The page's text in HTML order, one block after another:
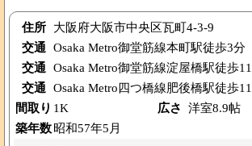
住所
大阪府大阪市中央区瓦町4-3-9
交通 Osaka Metro御堂筋線本町駅徒歩3分
交通 Osaka Metro御堂筋線淀屋橋駅徒歩
交通 Osaka Metro四つ橋線肥後橋駅徒歩
間取り 1K 広さ 洋室8.9帖
築年数昭和57年5月